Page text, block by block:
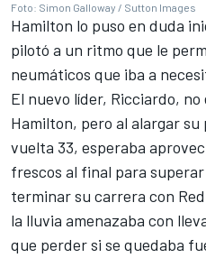
Foto: Simon Galloway / Sutton Images
Hamilton lo puso en duda
pilotó a un ritmo que le
neumáticos que iba a
El nuevo líder, Ricciardo, no
Hamilton, pero al alargar
vuelta 33, esperaba
frescos al final para
terminar su carrera con
la lluvia amenazaba con
que perder si se quedaba